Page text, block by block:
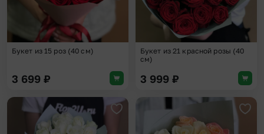
Букет из 15 роз (40 см)
3 699 ₽
Букет из 21 красной розы (40
см)
3 999 ₽
Добавить в избранное